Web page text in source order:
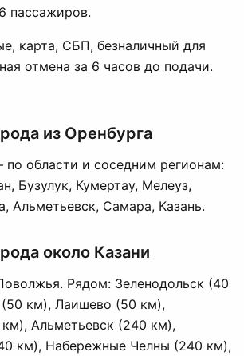
пассажиров.
карта, СБП, безналичный для
отмена за 6 часов до подачи.
из Оренбурга
области и соседним регионам:
, Бузулук, Кумертау, Мелеуз,
, Альметьевск, Самара, Казань.
около Казани
Рядом: Зеленодольск (40
км), Лаишево (50 км),
Альметьевск (240 км),
км), Набережные Челны (240 км),